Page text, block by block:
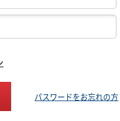
パスワードをお忘れの方